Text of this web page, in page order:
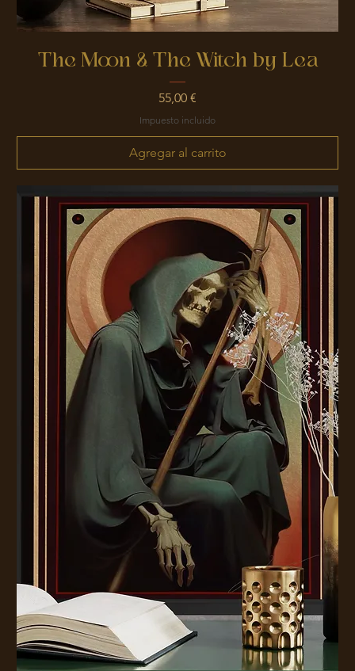
The Moon & The Witch by Lea
Precio
55,00 €
Impuesto incluido
Agregar al carrito